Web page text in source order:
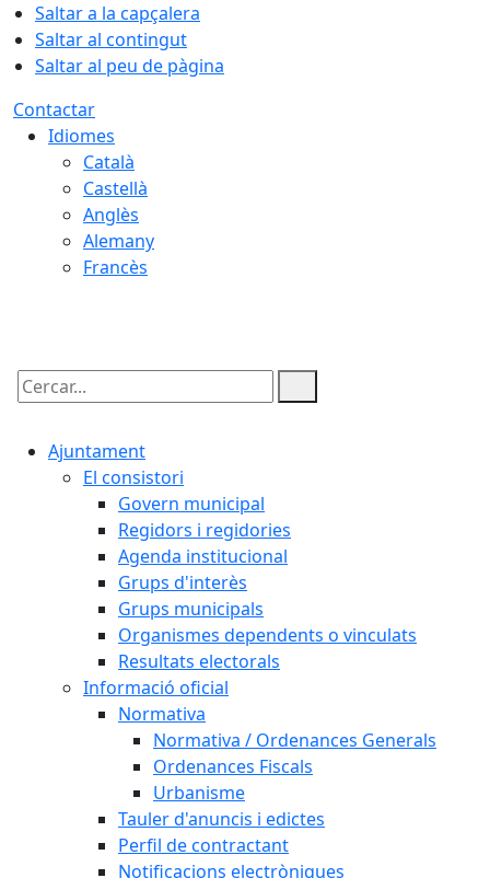
Saltar a la capçalera
Saltar al contingut
Saltar al peu de pàgina
Contactar
Idiomes
Català
Castellà
Anglès
Alemany
Francès
Cercar:
Ajuntament
El consistori
Govern municipal
Regidors i regidories
Agenda institucional
Grups d'interès
Grups municipals
Organismes dependents o vinculats
Resultats electorals
Informació oficial
Normativa
Normativa / Ordenances Generals
Ordenances Fiscals
Urbanisme
Tauler d'anuncis i edictes
Perfil de contractant
Notificacions electròniques